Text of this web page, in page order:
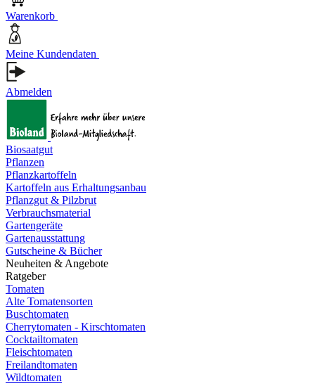
Warenkorb
Meine Kundendaten
Abmelden
Biosaatgut
Pflanzen
Pflanzkartoffeln
Kartoffeln aus Erhaltungsanbau
Pflanzgut & Pilzbrut
Verbrauchsmaterial
Gartengeräte
Gartenausstattung
Gutscheine & Bücher
Neuheiten & Angebote
Ratgeber
Tomaten
Alte Tomatensorten
Buschtomaten
Cherrytomaten - Kirschtomaten
Cocktailtomaten
Fleischtomaten
Freilandtomaten
Wildtomaten